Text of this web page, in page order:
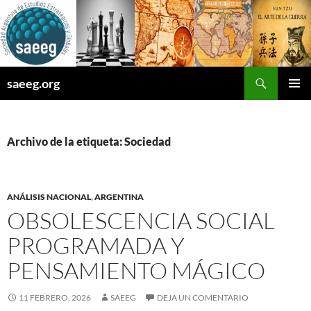
Saltar
al
contenido
saeeg.org
Archivo de la etiqueta: Sociedad
ANÁLISIS NACIONAL,ARGENTINA
OBSOLESCENCIA SOCIAL
PROGRAMADA Y
PENSAMIENTO MÁGICO
11 FEBRERO, 2026 SAEEG DEJA UN COMENTARIO